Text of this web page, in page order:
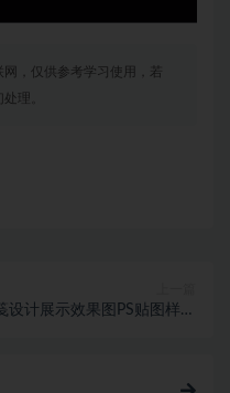
，仅供参考学习使用，若
理。
计展示效果图PS贴图样机